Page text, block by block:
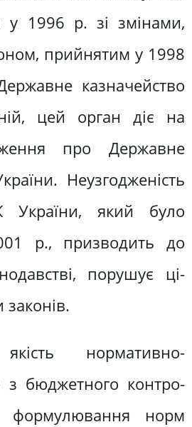
у 1996 р. зі змінами,
прийнятим у 1998
казначей­ство
цей орган діє на
про Державне
Неузгодже­ність
який було
р., призводить до
порушує ці­
законів.
нормативно-
з бюджетного контро­
формулювання норм